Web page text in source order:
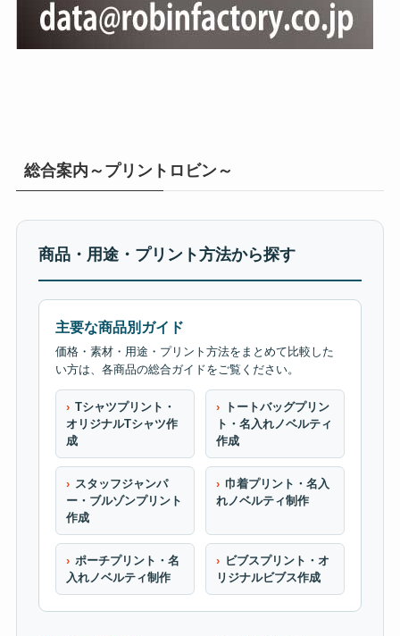
総合案内～プリントロビン～
商品・用途・プリント方法から探す
主要な商品別ガイド
価格・素材・用途・プリント方法をまとめて比較した
い方は、各商品の総合ガイドをご覧ください。
Tシャツプリント・
オリジナルTシャツ作
成
トートバッグプリン
ト・名入れノベルティ
作成
スタッフジャンパ
ー・ブルゾンプリント
作成
巾着プリント・名入
れノベルティ制作
ポーチプリント・名
入れノベルティ制作
ビブスプリント・オ
リジナルビブス作成